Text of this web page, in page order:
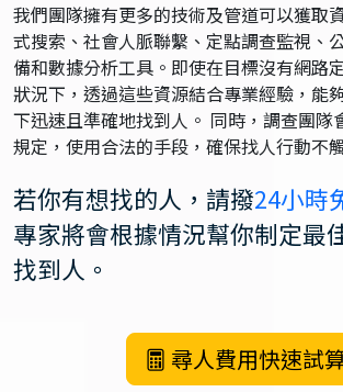
我們團隊擁有更多的技術及管道可以獲取
式搜索、社會人脈聯繫、定點調查監視、
備和數據分析工具。即使在目標沒有網路
狀況下，透過這些資源結合專業經驗，能
下迅速且準確地找到人。 同時，調查團隊
規定，使用合法的手段，確保找人行動不
若你有想找的人，請撥24小時
專家將會根據情況幫你制定最
找到人。
尋人費用快速試